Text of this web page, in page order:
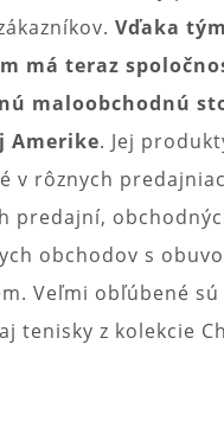
Vďaka
má teraz
maloobchodnú
Amerike. Jej
v rôznych
predajní,
obchodov s
Veľmi obľúbené
tenisky z kolekcie